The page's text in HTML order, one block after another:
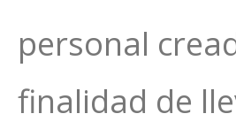
personal
finalidad de